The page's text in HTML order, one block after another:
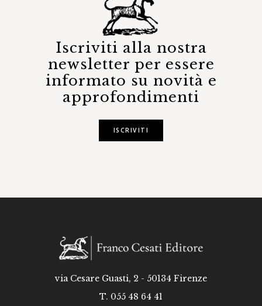
Iscriviti alla nostra
newsletter per essere
informato su novità e
approfondimenti
ISCRIVITI
via Cesare Guasti, 2 - 50134 Firenze
T. 055 48 64 41